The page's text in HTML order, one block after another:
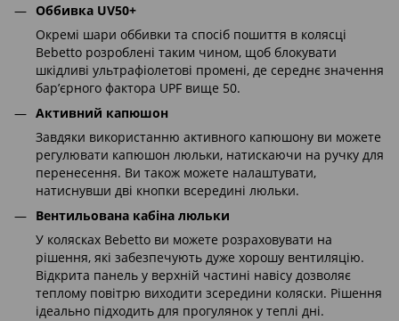
Оббивка UV50+
Окремі шари оббивки та спосіб пошиття в колясці
Bebetto розроблені таким чином, щоб блокувати
шкідливі ультрафіолетові промені, де середнє значення
бар’єрного фактора UPF вище 50.
Активний капюшон
Завдяки використанню активного капюшону ви можете
регулювати капюшон люльки, натискаючи на ручку для
перенесення. Ви також можете налаштувати,
натиснувши дві кнопки всередині люльки.
Вентильована кабіна люльки
У колясках Bebetto ви можете розраховувати на
рішення, які забезпечують дуже хорошу вентиляцію.
Відкрита панель у верхній частині навісу дозволяє
теплому повітрю виходити зсередини коляски. Рішення
ідеально підходить для прогулянок у теплі дні.